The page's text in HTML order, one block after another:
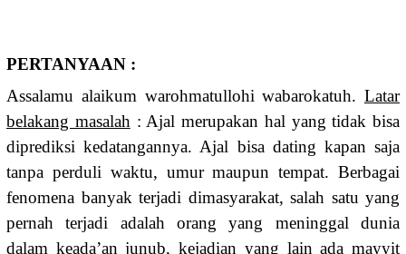
PERTANYAAN :
Assalamu alaikum warohmatullohi wabarokatuh. Latar
belakang masalah : Ajal merupakan hal yang tidak bisa
diprediksi kedatangannya. Ajal bisa dating kapan saja
tanpa perduli waktu, umur maupun tempat. Berbagai
fenomena banyak terjadi dimasyarakat, salah satu yang
pernah terjadi adalah orang yang meninggal dunia
dalam keada’an junub, kejadian yang lain ada mayyit